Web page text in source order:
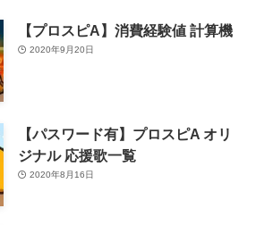
【プロスピA】消費経験値 計算機
2020年9月20日
【パスワード有】プロスピA オリ
ジナル 応援歌一覧
2020年8月16日